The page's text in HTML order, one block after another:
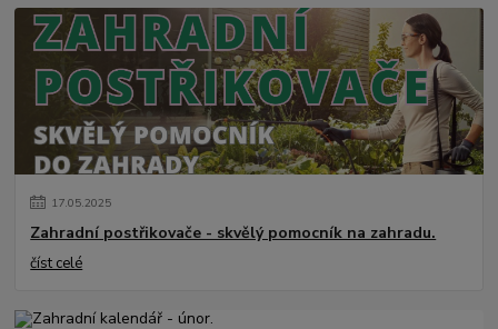
17.05.2025
Zahradní postřikovače - skvělý pomocník na zahradu.
číst celé